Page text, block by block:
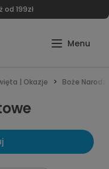
199zł
| Okazje Boże